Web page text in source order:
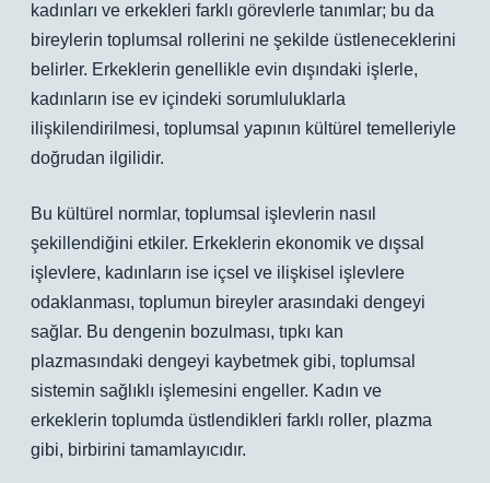
kadınları ve erkekleri farklı görevlerle tanımlar; bu da
bireylerin toplumsal rollerini ne şekilde üstleneceklerini
belirler. Erkeklerin genellikle evin dışındaki işlerle,
kadınların ise ev içindeki sorumluluklarla
ilişkilendirilmesi, toplumsal yapının kültürel temelleriyle
doğrudan ilgilidir.
Bu kültürel normlar, toplumsal işlevlerin nasıl
şekillendiğini etkiler. Erkeklerin ekonomik ve dışsal
işlevlere, kadınların ise içsel ve ilişkisel işlevlere
odaklanması, toplumun bireyler arasındaki dengeyi
sağlar. Bu dengenin bozulması, tıpkı kan
plazmasındaki dengeyi kaybetmek gibi, toplumsal
sistemin sağlıklı işlemesini engeller. Kadın ve
erkeklerin toplumda üstlendikleri farklı roller, plazma
gibi, birbirini tamamlayıcıdır.